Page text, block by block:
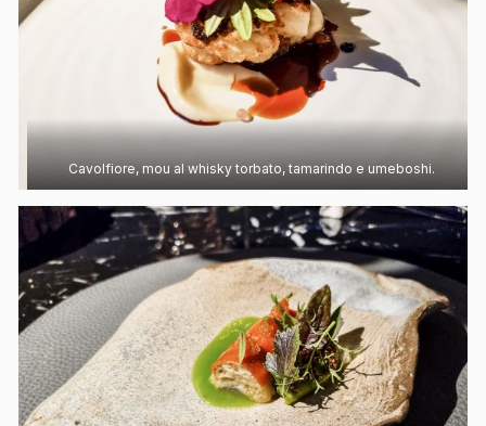
Cavolfiore, mou al whisky torbato, tamarindo e umeboshi.